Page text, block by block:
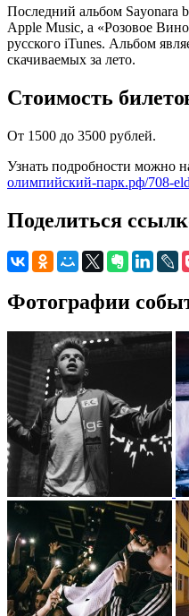
Последний альбом Sayonara
Apple Music, а «Розовое
русского iTunes. Альбом
скачиваемых за лето.
Стоимость
От 1500 до 3500 рублей.
Узнать подробности можно
олимпийский-парк.рф/708-
Поделиться
Фотографии